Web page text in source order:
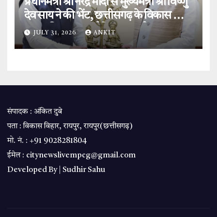
देव साय ने की भेंट, छत्तीसगढ़ के विकास और
‘बस्तर विजन’ पर हुई विस्तृत चर्चा.
JULY 31, 2026 ANKIT
संपादक : अंकित दुबे
पता : विकास विहार, रायपुर, रायपुर(छत्तीसगढ़)
मो. नं. : +91 9028281804
ईमेल : citynewslivempcg@gmail.com
Developed By | Sudhir Sahu